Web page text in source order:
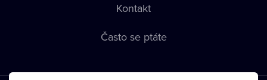
Kontakt
Často se ptáte